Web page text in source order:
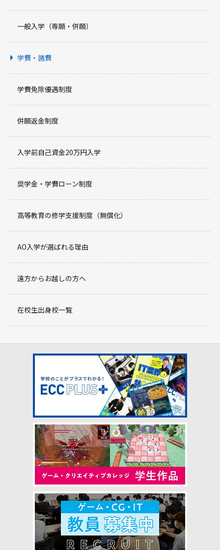
一般入学（専願・併願）
学費・諸費
学費免除優遇制度
併願返金制度
入学前自己資金20万円入学
奨学金・学費ローン制度
高等教育の修学支援制度（無償化）
AO入学が選ばれる理由
遠方からお越しの方へ
在校生出身校一覧